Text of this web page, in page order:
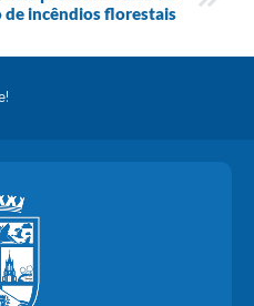
de incêndios florestais